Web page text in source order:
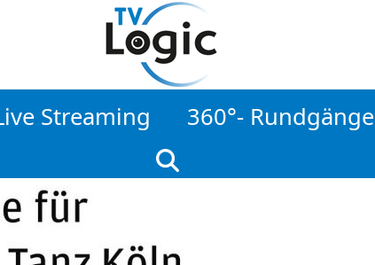
Streaming 360°- Rundgänge